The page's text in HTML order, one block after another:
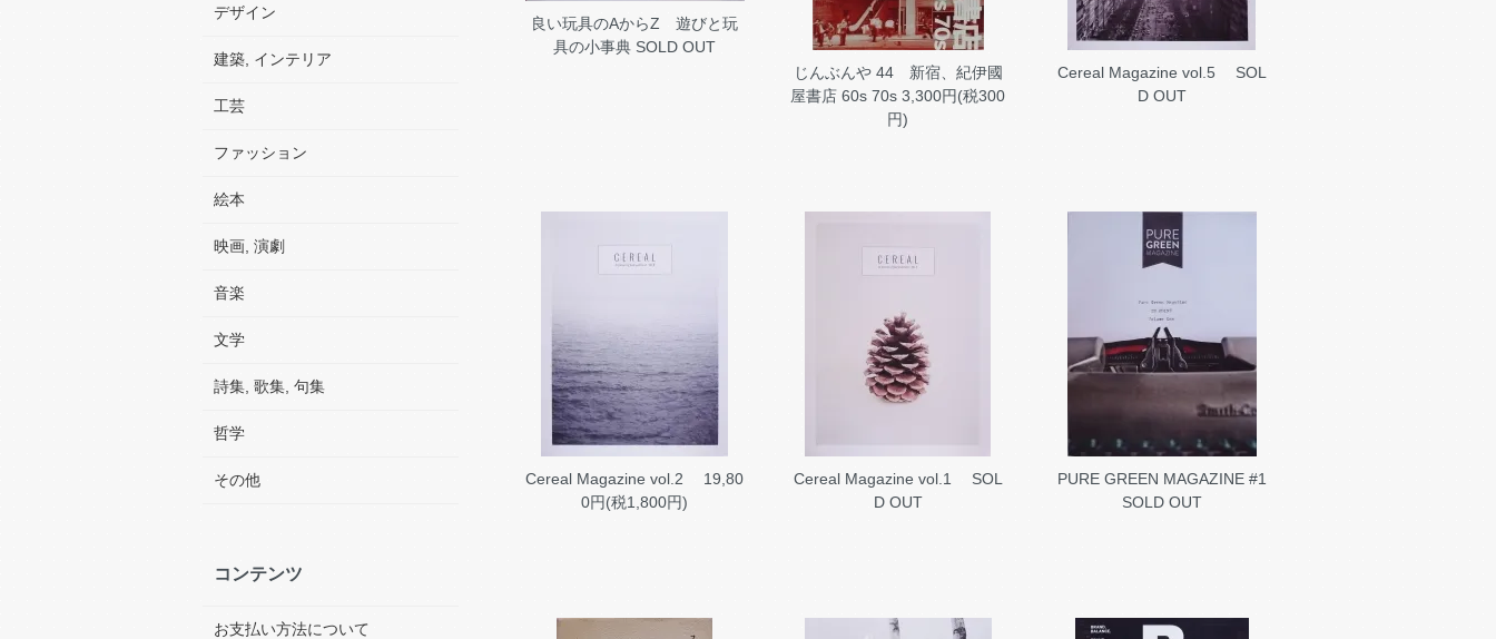
良い玩具のAからZ 遊びと玩
具の小事典 SOLD OUT
じんぶんや 44 新宿、紀伊國
屋書店 60s 70s 3,300円(税300
円)
Cereal Magazine vol.5
SOL
D OUT
Cereal Magazine vol.2
19,80
0円(税1,800円)
Cereal Magazine vol.1
SOL
D OUT
PURE GREEN MAGAZINE #1
SOLD OUT
デザイン
建築, インテリア
工芸
ファッション
絵本
映画, 演劇
音楽
文学
詩集, 歌集, 句集
哲学
その他
コンテンツ
お支払い方法について